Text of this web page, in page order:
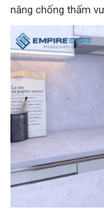
năng chống thấm